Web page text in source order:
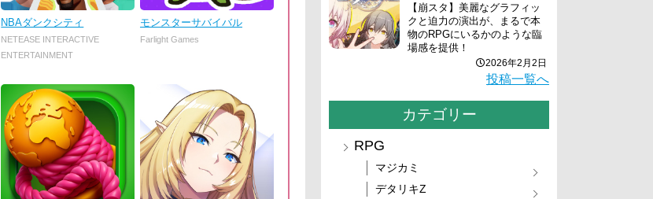
NBAダンクシティ
NETEASE INTERACTIVE
ENTERTAINMENT
モンスターサバイバル
Farlight Games
【崩スタ】美麗なグラフィッ
クと迫力の演出が、まるで本
物のRPGにいるかのような臨
場感を提供！
2026年2月2日
投稿一覧へ
カテゴリー
RPG
マジカミ
デタリキZ